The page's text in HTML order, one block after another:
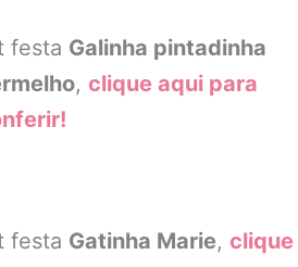
festa Galinha pintadinha
,clique aqui para
festa Gatinha Marie,clique